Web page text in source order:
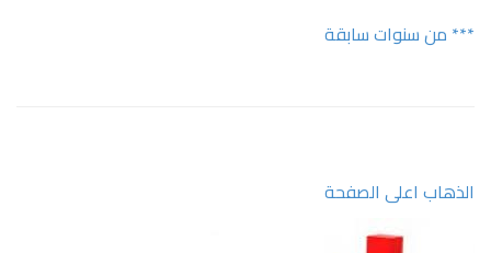
*** من سنوات سابقة
الذهاب اعلى الصفحة